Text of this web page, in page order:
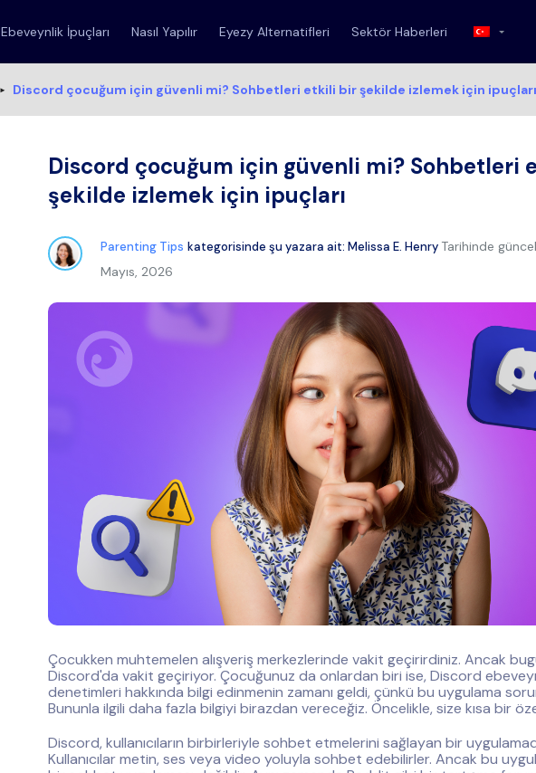
Ebeveynlik İpuçları Nasıl Yapılır Eyezy Alternatifleri Sektör Haberleri
Discord çocuğum için güvenli mi? Sohbetleri etkili bir şekilde izlemek için ipuçları
Discord çocuğum için güvenli mi? Sohbetleri
şekilde izlemek için ipuçları
Parenting Tips kategorisinde şu yazara ait: Melissa E. Henry Tarihinde
Mayıs, 2026
Çocukken muhtemelen alışveriş merkezlerinde vakit geçirirdiniz. Ancak
Discord'da vakit geçiriyor. Çocuğunuz da onlardan biri ise, Discord
denetimleri hakkında bilgi edinmenin zamanı geldi, çünkü bu uygulama
Bununla ilgili daha fazla bilgiyi birazdan vereceğiz. Öncelikle, size kısa bir
Discord, kullanıcıların birbirleriyle sohbet etmelerini sağlayan bir
Kullanıcılar metin, ses veya video yoluyla sohbet edebilirler. Ancak bu